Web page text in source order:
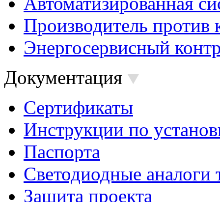
Производитель против
Энергосервисный
Документация
Сертификаты
Инструкции по
Паспорта
Светодиодные аналоги
Защита проекта